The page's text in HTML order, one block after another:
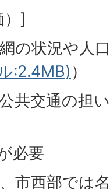
）]
の状況や人
:2.4MB) ）
共交通の担
必要
市西部では